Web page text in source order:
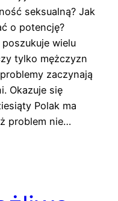
seksualną? Jak
o potencję?
wielu
tylko mężczyzn
zaczynają
Okazuje się
Polak ma
problem nie…